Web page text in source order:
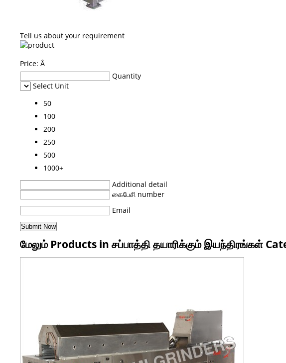
Tell us about your requirement
Price: Â
Quantity
Select Unit
50
100
200
250
500
1000+
Additional detail
கைபேசி number
Email
மேலும் Products in சப்பாத்தி தயாரிக்கும் இயந்திரங்கள்